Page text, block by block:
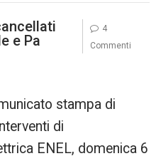
e Pa
stampa di
di
ENEL, domenica 6
4
Commenti